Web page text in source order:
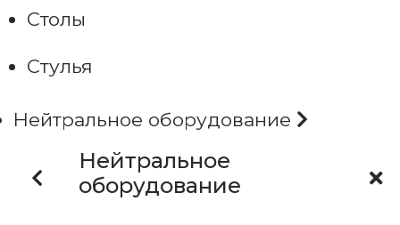
Столы
Стулья
Нейтральное оборудование
Нейтральное
оборудование